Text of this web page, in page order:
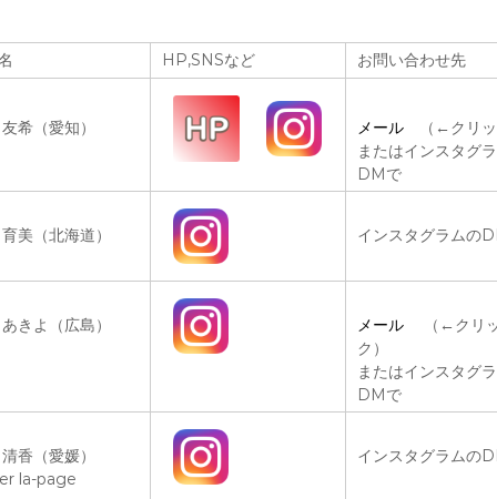
HP,SNSなど お問い合わせ先
希（愛知） メール（←クリッ
またはインスタグ
DMで
美（北海道） インスタグラムの
きよ（広島） メール（←クリ
ク）
またはインスタグ
DMで
香（愛媛）
la-page
インスタグラムの